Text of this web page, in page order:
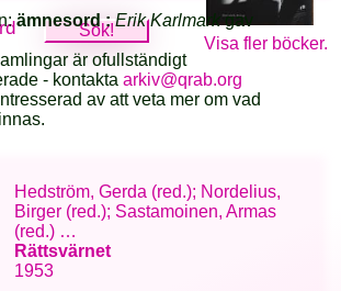
Visa fler böcker.
ämnesord :Erik Karlmarkgav
är ofullständigt
- kontaktaarkiv@qrab.org
av att veta mer om vad
Hedström, Gerda (red.); Nordelius,
Birger (red.); Sastamoinen, Armas
(red.) …
Rättsvärnet
1953